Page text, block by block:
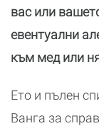
вас или
евентуални
към мед или
Ето и пълен
Ванга за